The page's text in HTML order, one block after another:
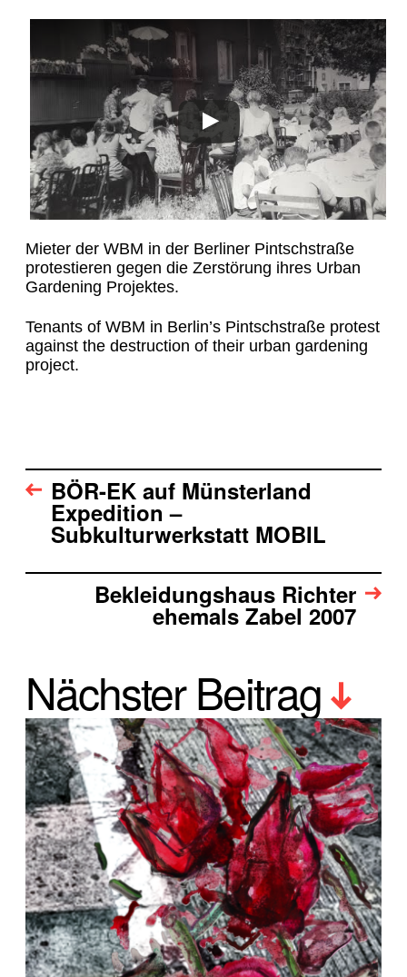
Mieter der WBM in der Berliner Pintschstraße
protestieren gegen die Zerstörung ihres Urban
Gardening Projektes.
Tenants of WBM in Berlin’s Pintschstraße protest
against the destruction of their urban gardening
project.
BÖR-EK auf Münsterland
Expedition –
Subkulturwerkstatt MOBIL
Bekleidungshaus Richter
ehemals Zabel 2007
Nächster Beitrag